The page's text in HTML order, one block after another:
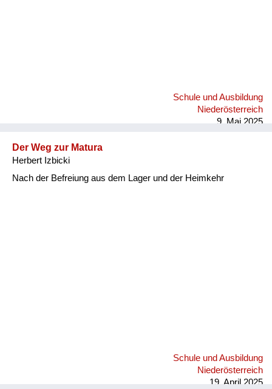
Schule und Ausbildung
Niederösterreich
9. Mai 2025
Der Weg zur Matura
Herbert Izbicki
Nach der Befreiung aus dem Lager und der Heimkehr
Schule und Ausbildung
Niederösterreich
19. April 2025